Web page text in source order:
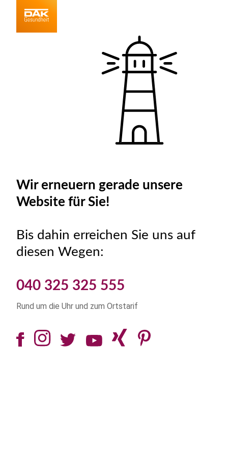
Wir erneuern gerade unsere
Website für Sie!
Bis dahin erreichen Sie uns auf
diesen Wegen:
040 325 325 555
Rund um die Uhr und zum Ortstarif